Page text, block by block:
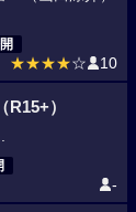
★★★★☆ 10
）
-